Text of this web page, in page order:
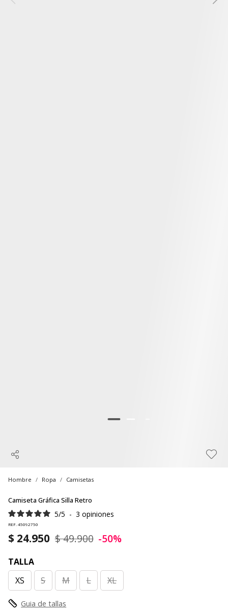
Hombre Ropa Camisetas
Camiseta Gráfica Silla Retro
5/5 - 3 opiniones
REF. 45092750
$ 24.950 $ 49.900 -50%
TALLA
XS
S M L XL
Guia de tallas